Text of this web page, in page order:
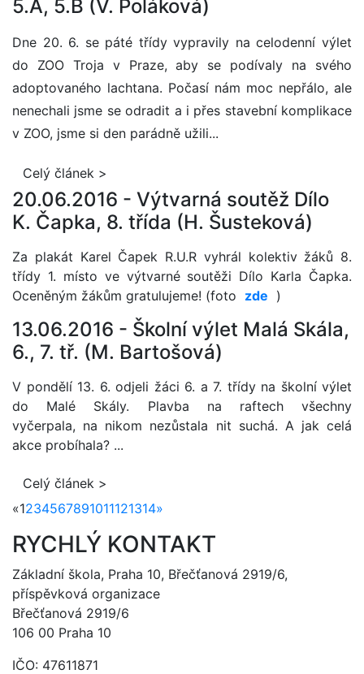
5.A, 5.B (V. Poláková)
Dne 20. 6. se páté třídy vypravily na celodenní výlet
do ZOO Troja v Praze, aby se podívaly na svého
adoptovaného lachtana. Počasí nám moc nepřálo, ale
nenechali jsme se odradit a i přes stavební komplikace
v ZOO, jsme si den parádně užili...
Celý článek >
20.06.2016 - Výtvarná soutěž Dílo
K. Čapka, 8. třída (H. Šusteková)
Za plakát Karel Čapek R.U.R vyhrál kolektiv žáků 8.
třídy 1. místo ve výtvarné soutěži Dílo Karla Čapka.
Oceněným žákům gratulujeme! (foto zde )
13.06.2016 - Školní výlet Malá Skála,
6., 7. tř. (M. Bartošová)
V pondělí 13. 6. odjeli žáci 6. a 7. třídy na školní výlet
do Malé Skály. Plavba na raftech všechny
vyčerpala, na nikom nezůstala nit suchá. A jak celá
akce probíhala? ...
Celý článek >
«1234567891011121314»
RYCHLÝ KONTAKT
Základní škola, Praha 10, Břečťanová 2919/6,
příspěvková organizace
Břečťanová 2919/6
106 00 Praha 10
IČO: 47611871